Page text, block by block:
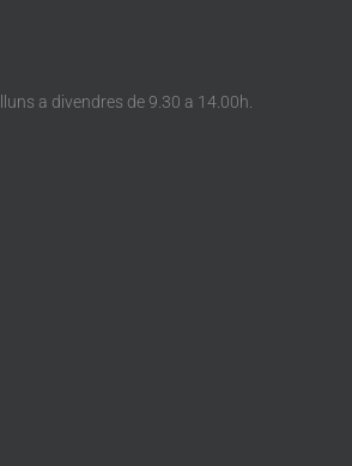
a divendres de 9.30 a 14.00h.